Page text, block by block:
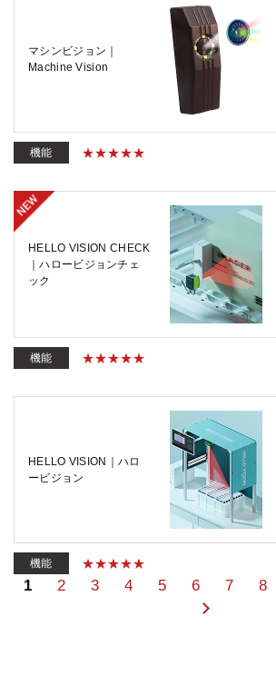
マシンビジョン｜
Machine Vision
機能
HELLO VISION CHECK
｜ハロービジョンチェ
ック
機能
HELLO VISION｜ハロ
ービジョン
機能
1 2 3 4 5 6 7 8